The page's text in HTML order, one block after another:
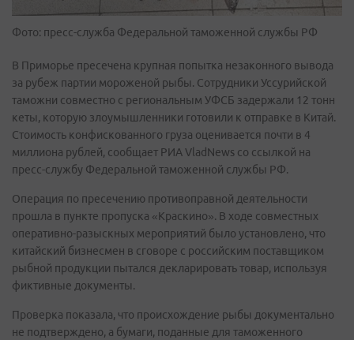
Фото: пресс-служба Федеральной таможенной службы РФ
В Приморье пресечена крупная попытка незаконного вывода
за рубеж партии мороженой рыбы. Сотрудники Уссурийской
таможни совместно с региональным УФСБ задержали 12 тонн
кеты, которую злоумышленники готовили к отправке в Китай.
Стоимость конфискованного груза оценивается почти в 4
миллиона рублей, сообщает РИА VladNews со ссылкой на
пресс-службу Федеральной таможенной службы РФ.
Операция по пресечению противоправной деятельности
прошла в пункте пропуска «Краскино». В ходе совместных
оперативно-разыскных мероприятий было установлено, что
китайский бизнесмен в сговоре с российским поставщиком
рыбной продукции пытался декларировать товар, используя
фиктивные документы.
Проверка показала, что происхождение рыбы документально
не подтверждено, а бумаги, поданные для таможенного